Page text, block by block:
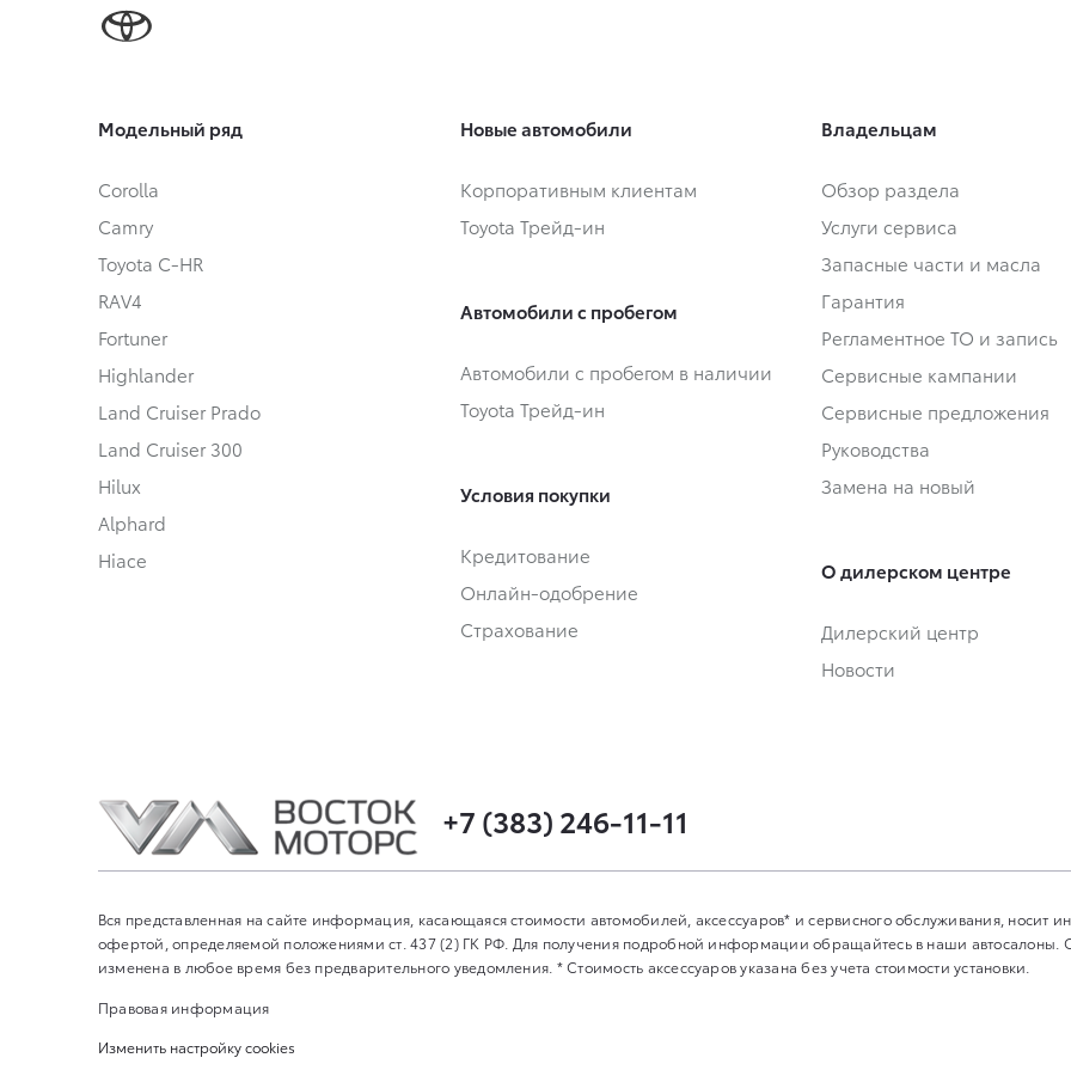
Модельный ряд
Corolla
Camry
Toyota C-HR
RAV4
Fortuner
Highlander
Land Cruiser Prado
Land Cruiser 300
Hilux
Alphard
Hiace
Новые автомобили
Корпоративным клиентам
Toyota Трейд-ин
Автомобили с пробегом
Автомобили с пробегом в наличии
Toyota Трейд-ин
Условия покупки
Кредитование
Онлайн-одобрение
Страхование
Владельцам
Обзор раздела
Услуги сервиса
Запасные части и масла
Гарантия
Регламентное ТО и запись
Сервисные кампании
Сервисные предложения
Руководства
Замена на новый
О дилерском центре
Дилерский центр
Новости
+7 (383) 246-11-11
Вся представленная на сайте информация, касающаяся стоимости автомобилей, аксессуаров* и сервисного обслуживания, носит
офертой, определяемой положениями ст. 437 (2) ГК РФ. Для получения подробной информации обращайтесь в наши
изменена в любое время без предварительного уведомления. * Стоимость аксессуаров указана без учета стоимости установки.
Правовая информация
Изменить настройку cookies